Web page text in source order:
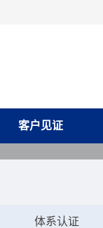
客户见证
体系认证